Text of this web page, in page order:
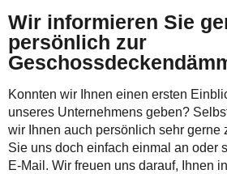
Wir informieren Sie
persönlich zur
Konnten wir Ihnen einen ersten
unseres Unternehmens geben?
wir Ihnen auch persönlich sehr gerne
Sie uns doch einfach einmal an oder
E-Mail. Wir freuen uns darauf, Ihnen